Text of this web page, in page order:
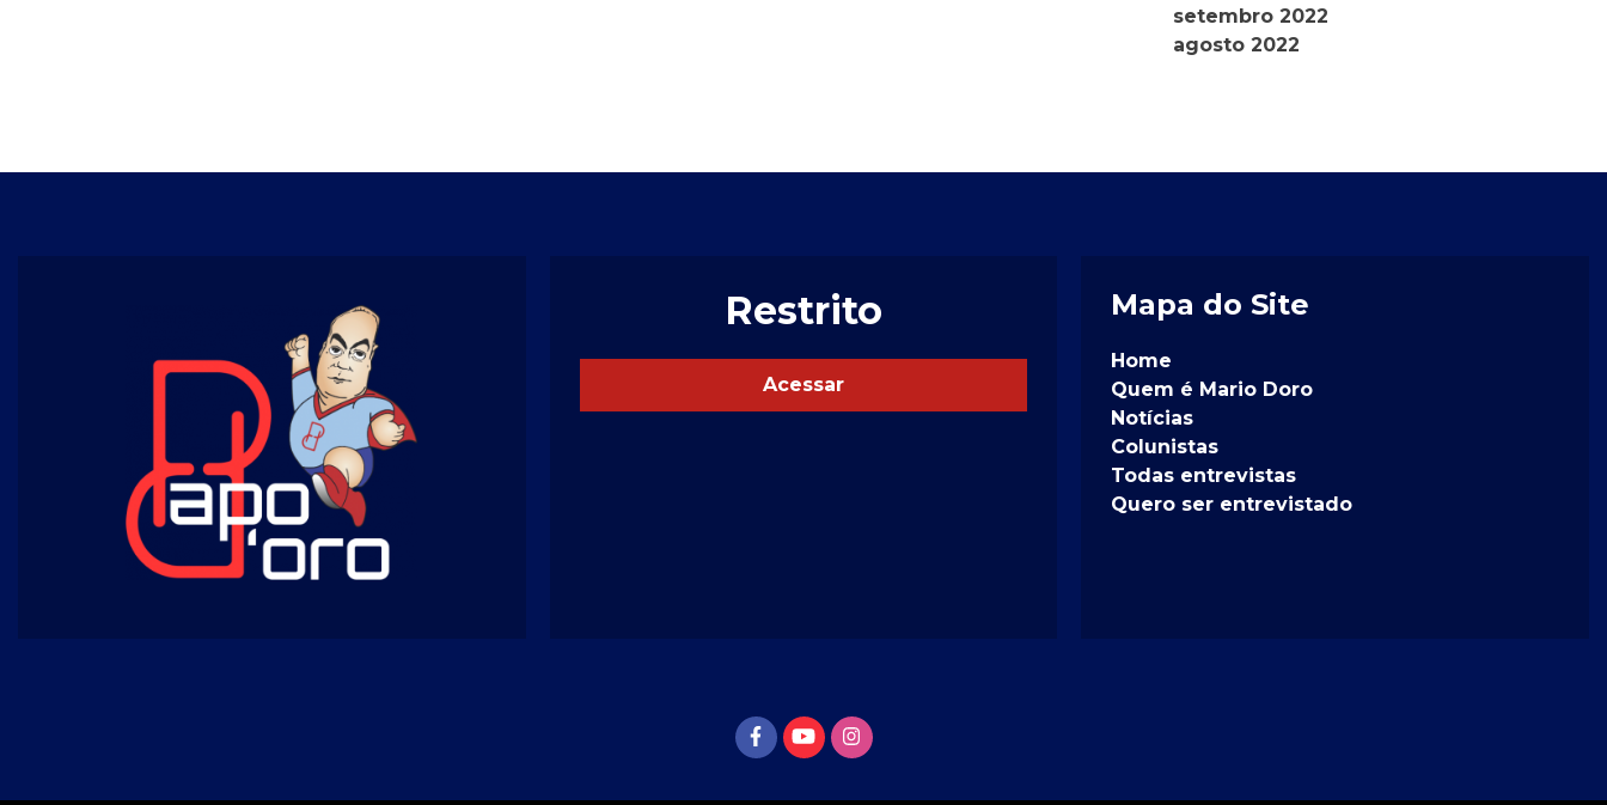
setembro 2022
agosto 2022
Restrito
Acessar
Mapa do Site
Home
Quem é Mario Doro
Notícias
Colunistas
Todas entrevistas
Quero ser entrevistado